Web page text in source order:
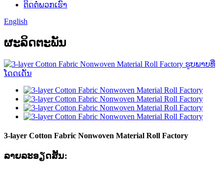
ຕິດຕໍ່ພວກເຮົາ
English
ຜະ​ລິດ​ຕະ​ພັນ
3-layer Cotton Fabric Nonwoven Material Roll Factory
ລາຍ​ລະ​ອຽດ​ສັ້ນ​: